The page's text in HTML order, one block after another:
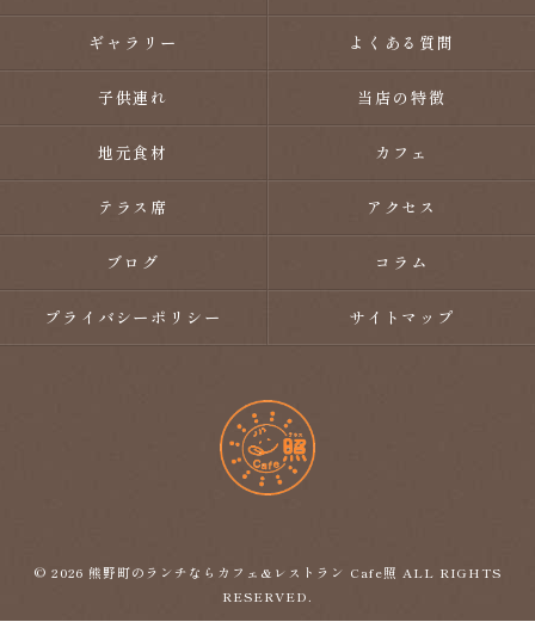
ギャラリー よくある質問
子供連れ 当店の特徴
地元食材 カフェ
テラス席 アクセス
ブログ コラム
プライバシーポリシー サイトマップ
© 2026 熊野町のランチならカフェ&レストラン Cafe照 ALL RIGHTS
RESERVED.